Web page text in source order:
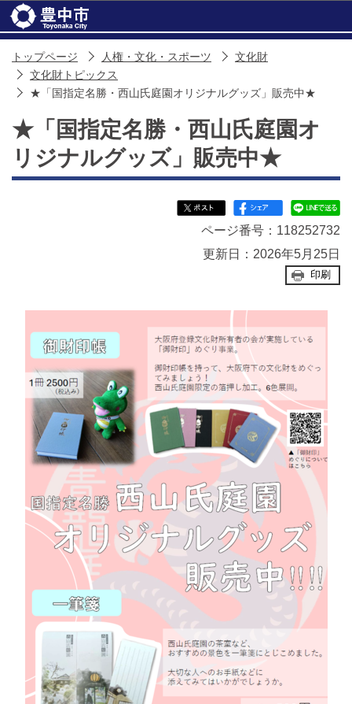
トップページ 人権・文化・スポーツ
文化財
文化財トピックス
★「国指定名勝・西山氏庭園オリジナルグッズ」販売中★
★「国指定名勝・西山氏庭園オ
リジナルグッズ」販売中★
ページ番号：118252732
更新日：2026年5月25日
印刷